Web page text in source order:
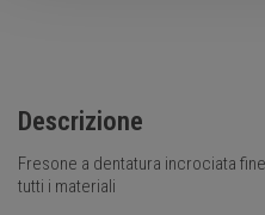
Descrizione
Fresone a dentatura incrociata
tutti i materiali